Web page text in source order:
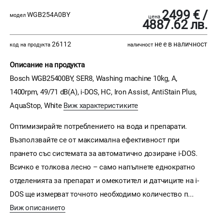
модел WGB254A0BY цена 2499 € /
4887.62 лв.
код на продукта 26112 наличност не е в наличност
Описание на продукта
Bosch WGB25400BY, SER8, Washing machine 10kg, A,
1400rpm, 49/71 dB(A), i-DOS, HC, Iron Assist, AntiStain Plus,
AquaStop, White Виж характеристиките
Оптимизирайте потреблението на вода и препарати.
Възползвайте се от максимална ефективност при
прането със системата за автоматично дозиране i-DOS.
Всичко е толкова лесно – само напълнете еднократно
отделенията за препарат и омекотител и датчиците на i-
DOS ще измерват точното необходимо количество п...
Виж описанието